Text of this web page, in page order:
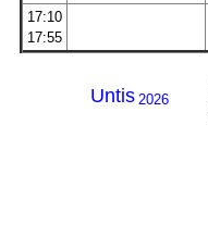
17:10
17:55
Untis 2026